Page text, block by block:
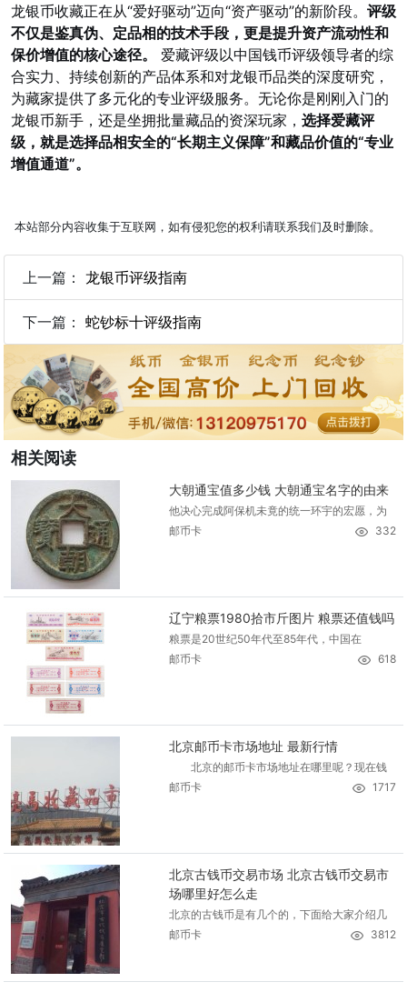
龙银币收藏正在从“爱好驱动”迈向“资产驱动”的新阶段。 评级
不仅是鉴真伪、定品相的技术手段，更是提升资产流动性和
保价增值的核心途径。
爱藏评级以中国钱币评级领导者的综
合实力、持续创新的产品体系和对龙银币品类的深度研究，
为藏家提供了多元化的专业评级服务。无论你是刚刚入门的
龙银币新手，还是坐拥批量藏品的资深玩家， 选择爱藏评
级，就是选择品相安全的“长期主义保障”和藏品价值的“专业
增值通道”。
本站部分内容收集于互联网，如有侵犯您的权利请联系我们及时删除。
上一篇： 龙银币评级指南
下一篇： 蛇钞标十评级指南
相关阅读
大朝通宝值多少钱 大朝通宝名字的由来
他决心完成阿保机未竟的统一环宇的宏愿，为
邮币卡
332
辽宁粮票1980拾市斤图片 粮票还值钱吗
粮票是20世纪50年代至85年代，中国在
邮币卡
618
北京邮币卡市场地址 最新行情
北京的邮币卡市场地址在哪里呢？现在钱
邮币卡
1717
北京古钱币交易市场 北京古钱币交易市
场哪里好怎么走
北京的古钱币是有几个的，下面给大家介绍几
邮币卡
3812